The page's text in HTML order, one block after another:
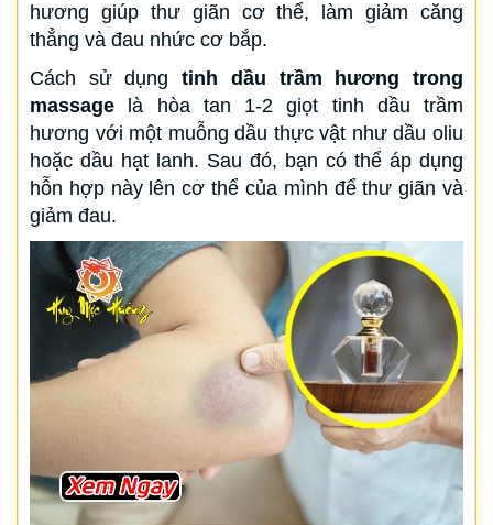
hương giúp thư giãn cơ thể, làm giảm căng
thẳng và đau nhức cơ bắp.
Cách sử dụngtinh dầu trầm hương trong
massage là hòa tan 1-2 giọt tinh dầu trầm
hương với một muỗng dầu thực vật như dầu oliu
hoặc dầu hạt lanh. Sau đó, bạn có thể áp dụng
hỗn hợp này lên cơ thể của mình để thư giãn và
giảm đau.